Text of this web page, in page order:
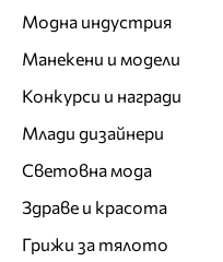
Модна индустрия
Манекени и модели
Конкурси и награди
Млади дизайнери
Световна мода
Здраве и красота
Грижи за тялото